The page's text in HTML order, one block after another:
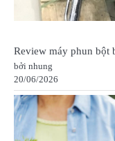
Review máy phun bột
bởi nhung
20/06/2026